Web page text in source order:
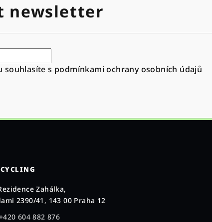
newsletter
souhlasíte s podmínkami ochrany osobních údajů
Zahálka,
2390/41, 143 00 Praha 12
604 882 876